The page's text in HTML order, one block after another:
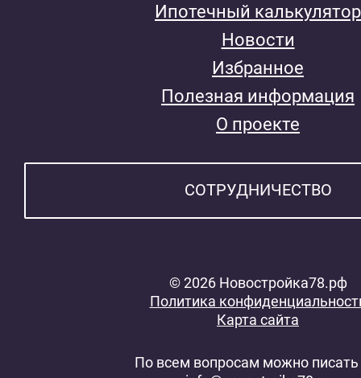
Ипотечный калькулятор
Новости
Избранное
Полезная информация
О проекте
СОТРУДНИЧЕСТВО
© 2026 Новостройка78.рф
Политика
Карта сайта
По всем вопросам можно писать